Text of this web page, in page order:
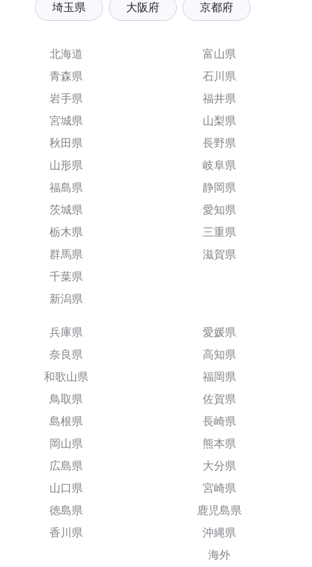
埼玉県 大阪府 京都府
北海道
青森県
岩手県
宮城県
秋田県
山形県
福島県
茨城県
栃木県
群馬県
千葉県
新潟県
富山県
石川県
福井県
山梨県
長野県
岐阜県
静岡県
愛知県
三重県
滋賀県
兵庫県
奈良県
和歌山県
鳥取県
島根県
岡山県
広島県
山口県
徳島県
香川県
愛媛県
高知県
福岡県
佐賀県
長崎県
熊本県
大分県
宮崎県
鹿児島県
沖縄県
海外